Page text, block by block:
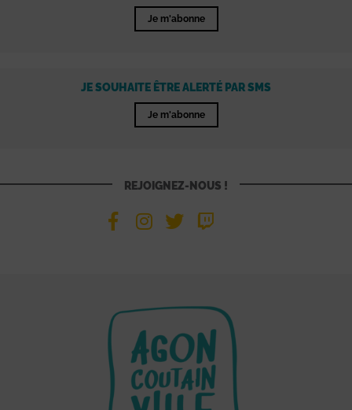
Je m'abonne
JE SOUHAITE ÊTRE ALERTÉ PAR SMS
Je m'abonne
REJOIGNEZ-NOUS !